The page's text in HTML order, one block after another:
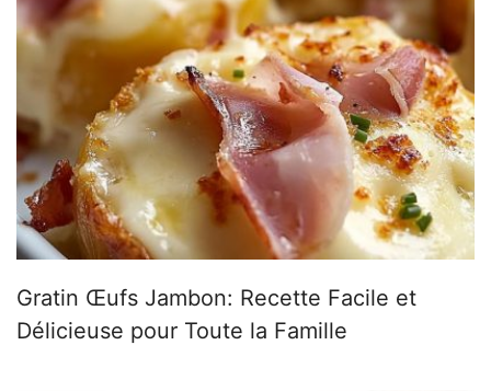
Gratin Œufs Jambon: Recette Facile et
Délicieuse pour Toute la Famille